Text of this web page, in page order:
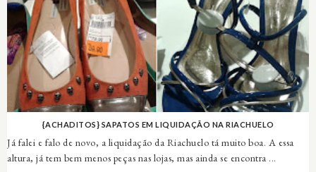
{ACHADITOS} SAPATOS EM LIQUIDAÇÃO NA RIACHUELO
Já falei e falo de novo, a liquidação da Riachuelo tá muito boa. A essa
altura, já tem bem menos peças nas lojas, mas ainda se encontra ...